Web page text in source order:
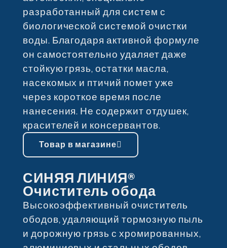
разработанный для систем с
биологической системой очистки
воды. Благодаря активной формуле
он самостоятельно удаляет даже
стойкую грязь, остатки масла,
насекомых и птичий помет уже
через короткое время после
нанесения. Не содержит отдушек,
красителей и консервантов.
Товар в магазине
СИНЯЯ ЛИНИЯ®
Очиститель обода
Высокоэффективный очиститель
ободов, удаляющий тормозную пыль
и дорожную грязь с хромированных,